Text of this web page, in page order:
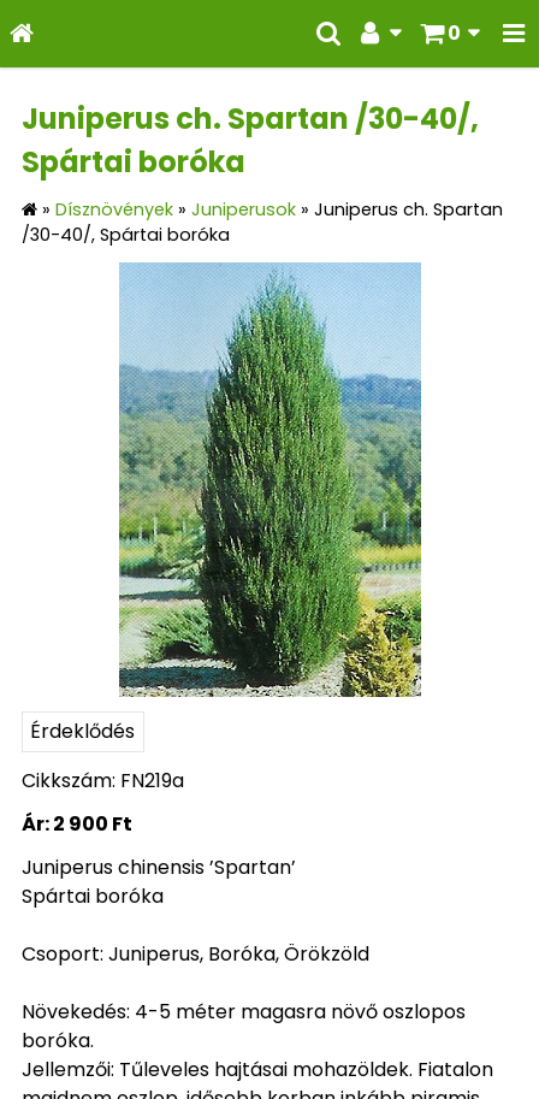
0
Juniperus ch. Spartan /30-40/,
Spártai boróka
» Dísznövények » Juniperusok » Juniperus ch. Spartan
/30-40/, Spártai boróka
Érdeklődés
Cikkszám: FN219a
Ár:2 900 Ft
Juniperus chinensis ’Spartan’
Spártai boróka
Csoport: Juniperus, Boróka, Örökzöld
Növekedés: 4-5 méter magasra növő oszlopos
boróka.
Jellemzői: Tűleveles hajtásai mohazöldek. Fiatalon